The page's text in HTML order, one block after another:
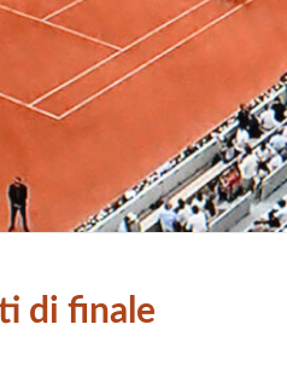
di finale